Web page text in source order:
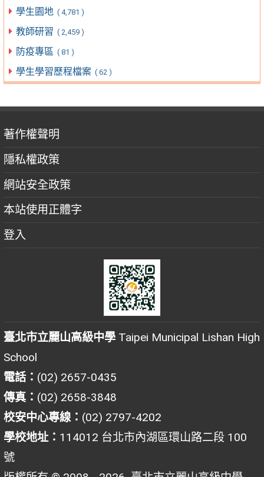
學生園地 ( 4,781 )
教師研習 ( 2,459 )
防疫專區 ( 81 )
學生學習歷程檔案 ( 62 )
著作權聲明
隱私權政策
網站安全政策
本站使用正體字
登入
臺北市立麗山高級中學 Taipei Municipal Lishan High
School
電話： (02) 2657-0435
傳真： (02) 2658-3848
校安中心專線： (02) 2797-4202
學校地址： 114012 台北市內湖區環山路二段 100
號